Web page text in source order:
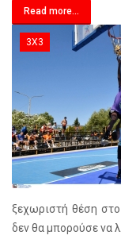
Read more...
3X3
ξεχωριστή θέση
δεν θα μπορούσε να